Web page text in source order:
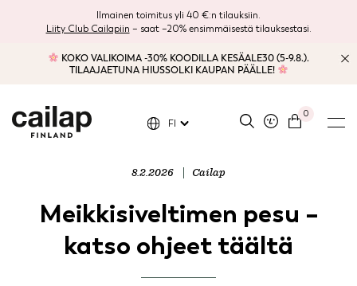
Ilmainen toimitus yli 40 €:n tilauksiin.
Liity Club Cailapiin – saat –20% ensimmäisestä tilauksestasi.
KOKO VALIKOIMA -30% KOODILLA KESÄALE30 (5-9.8.).
TILAAJAETUNA HIUSSOLKI KAUPAN PÄÄLLE!
0
FI
8.2.2026 Cailap
Meikkisiveltimen pesu –
katso ohjeet täältä